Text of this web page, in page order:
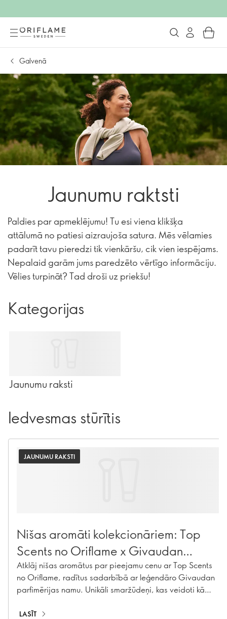
Galvenā
Jaunumu raktsti
Paldies par apmeklējumu! Tu esi viena klikšķa
attālumā no patiesi aizraujoša satura. Mēs vēlamies
padarīt tavu pieredzi tik vienkāršu, cik vien iespējams.
Nepalaid garām jums paredzēto vērtīgo informāciju.
Vēlies turpināt? Tad droši uz priekšu!
Kategorijas
Jaunumu raksti
Iedvesmas stūrītis
JAUNUMU RAKSTI
Nišas aromāti kolekcionāriem: Top
Scents no Oriflame x Givaudan
Parfimērijas skolas
Atklāj nišas aromātus par pieejamu cenu ar Top Scents
no Oriflame, radītus sadarbībā ar leģendāro Givaudan
parfimērijas namu. Unikāli smaržūdeņi, kas veidoti kā
LASĪT